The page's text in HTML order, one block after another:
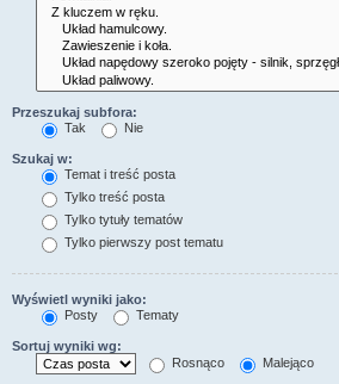
Przeszukaj subfora:
Tak
Nie
Szukaj w:
Temat i treść posta
Tylko treść posta
Tylko tytuły tematów
Tylko pierwszy post tematu
Wyświetl wyniki jako:
Posty
Tematy
Sortuj wyniki wg:
Rosnąco
Malejąco